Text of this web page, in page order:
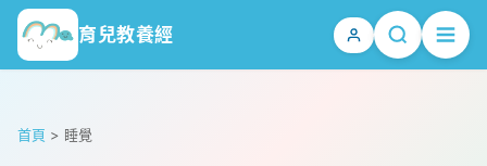
育兒教養經
首頁 > 睡覺